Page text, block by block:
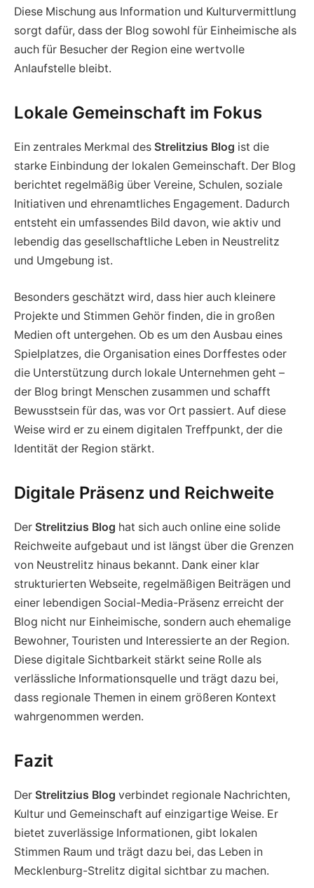
Diese Mischung aus Information und Kulturvermittlung
sorgt dafür, dass der Blog sowohl für Einheimische als
auch für Besucher der Region eine wertvolle
Anlaufstelle bleibt.
Lokale Gemeinschaft im Fokus
Ein zentrales Merkmal des Strelitzius Blog ist die
starke Einbindung der lokalen Gemeinschaft. Der Blog
berichtet regelmäßig über Vereine, Schulen, soziale
Initiativen und ehrenamtliches Engagement. Dadurch
entsteht ein umfassendes Bild davon, wie aktiv und
lebendig das gesellschaftliche Leben in Neustrelitz
und Umgebung ist.
Besonders geschätzt wird, dass hier auch kleinere
Projekte und Stimmen Gehör finden, die in großen
Medien oft untergehen. Ob es um den Ausbau eines
Spielplatzes, die Organisation eines Dorffestes oder
die Unterstützung durch lokale Unternehmen geht –
der Blog bringt Menschen zusammen und schafft
Bewusstsein für das, was vor Ort passiert. Auf diese
Weise wird er zu einem digitalen Treffpunkt, der die
Identität der Region stärkt.
Digitale Präsenz und Reichweite
Der Strelitzius Blog hat sich auch online eine solide
Reichweite aufgebaut und ist längst über die Grenzen
von Neustrelitz hinaus bekannt. Dank einer klar
strukturierten Webseite, regelmäßigen Beiträgen und
einer lebendigen Social-Media-Präsenz erreicht der
Blog nicht nur Einheimische, sondern auch ehemalige
Bewohner, Touristen und Interessierte an der Region.
Diese digitale Sichtbarkeit stärkt seine Rolle als
verlässliche Informationsquelle und trägt dazu bei,
dass regionale Themen in einem größeren Kontext
wahrgenommen werden.
Fazit
Der Strelitzius Blog verbindet regionale Nachrichten,
Kultur und Gemeinschaft auf einzigartige Weise. Er
bietet zuverlässige Informationen, gibt lokalen
Stimmen Raum und trägt dazu bei, das Leben in
Mecklenburg-Strelitz digital sichtbar zu machen.